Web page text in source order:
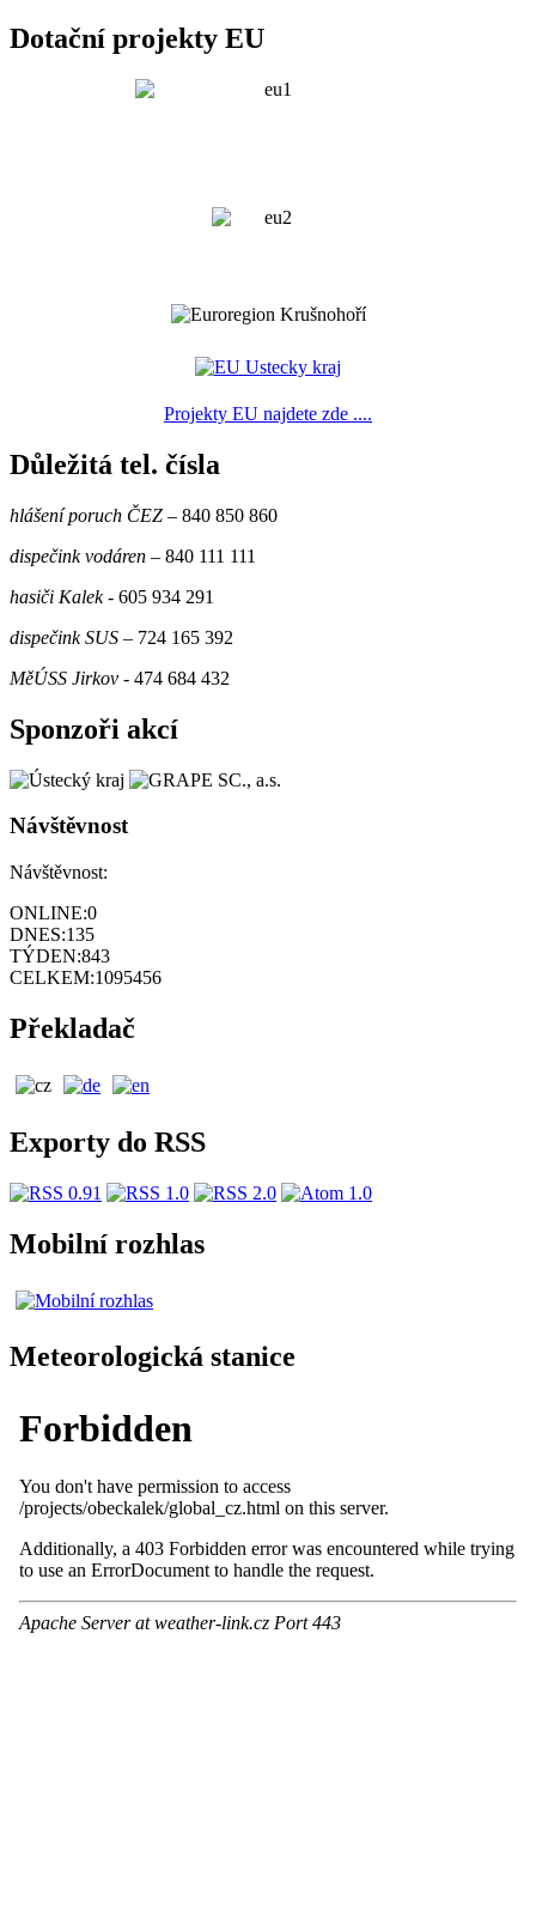
Dotační projekty EU
Projekty EU najdete zde ....
Důležitá tel. čísla
hlášení poruch ČEZ – 840 850 860
dispečink vodáren – 840 111 111
hasiči Kalek- 605 934 291
dispečink SUS – 724 165 392
MěÚSS Jirkov - 474 684 432
Sponzoři akcí
Návštěvnost
Návštěvnost:
ONLINE:0
DNES:135
TÝDEN:843
CELKEM:1095456
Překladač
Exporty do RSS
Mobilní rozhlas
Meteorologická stanice